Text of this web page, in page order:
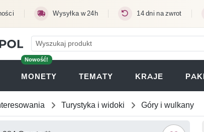
Wysyłka w 24h 14 dni na zwrot
Nowość!
MONETY (OTWIERA SIĘ W NOWEJ KARCIE)
TEMATY KRAJE
Turystyka i widoki Góry i wulkany